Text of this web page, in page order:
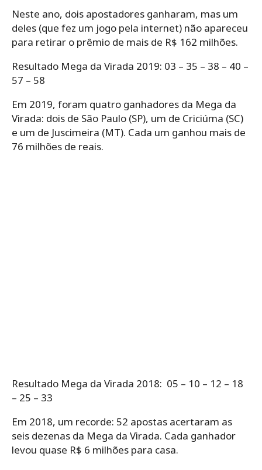
Neste ano, dois apostadores ganharam, mas um
deles (que fez um jogo pela internet) não apareceu
para retirar o prêmio de mais de R$ 162 milhões.
Resultado Mega da Virada 2019: 03 – 35 – 38 – 40 –
57 – 58
Em 2019, foram quatro ganhadores da Mega da
Virada: dois de São Paulo (SP), um de Criciúma (SC)
e um de Juscimeira (MT). Cada um ganhou mais de
76 milhões de reais.
Resultado Mega da Virada 2018: 05 – 10 – 12 – 18
– 25 – 33
Em 2018, um recorde: 52 apostas acertaram as
seis dezenas da Mega da Virada. Cada ganhador
levou quase R$ 6 milhões para casa.